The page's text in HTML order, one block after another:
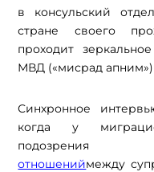
в консульский
стране своего
проходит
МВД («мисрад
Синхронное
когда у
подозрения
отношениймежду